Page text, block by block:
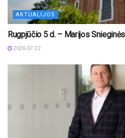
AKTUALIJOS
Rugpjūčio 5 d. – Marijos
2026-07-22